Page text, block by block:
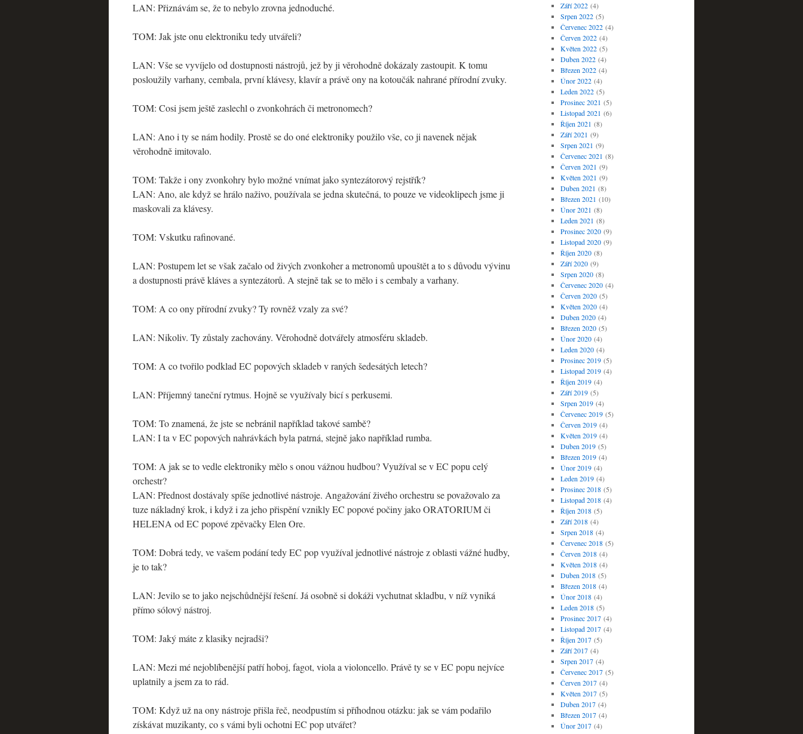
LAN: Přiznávám se, že to nebylo zrovna jednoduché.
TOM: Jak jste onu elektroniku tedy utvářeli?
LAN: Vše se vyvíjelo od dostupnosti nástrojů, jež by ji věrohodně dokázaly zastoupit. K tomu
posloužily varhany, cembala, první klávesy, klavír a právě ony na kotoučák nahrané přírodní zvuky.
TOM: Cosi jsem ještě zaslechl o zvonkohrách či metronomech?
LAN: Ano i ty se nám hodily. Prostě se do oné elektroniky použilo vše, co ji navenek nějak
věrohodně imitovalo.
TOM: Takže i ony zvonkohry bylo možné vnímat jako syntezátorový rejstřík?
LAN: Ano, ale když se hrálo naživo, používala se jedna skutečná, to pouze ve videoklipech jsme ji
maskovali za klávesy.
TOM: Vskutku rafinované.
LAN: Postupem let se však začalo od živých zvonkoher a metronomů upouštět a to s důvodu vývinu
a dostupnosti právě kláves a syntezátorů. A stejně tak se to mělo i s cembaly a varhany.
TOM: A co ony přírodní zvuky? Ty rovněž vzaly za své?
LAN: Nikoliv. Ty zůstaly zachovány. Věrohodně dotvářely atmosféru skladeb.
TOM: A co tvořilo podklad EC popových skladeb v raných šedesátých letech?
LAN: Příjemný taneční rytmus. Hojně se využívaly bicí s perkusemi.
TOM: To znamená, že jste se nebránil například takové sambě?
LAN: I ta v EC popových nahrávkách byla patrná, stejně jako například rumba.
TOM: A jak se to vedle elektroniky mělo s onou vážnou hudbou? Využíval se v EC popu celý
orchestr?
LAN: Přednost dostávaly spíše jednotlivé nástroje. Angažování živého orchestru se považovalo za
tuze nákladný krok, i když i za jeho přispění vznikly EC popové počiny jako ORATORIUM či
HELENA od EC popové zpěvačky Elen Ore.
TOM: Dobrá tedy, ve vašem podání tedy EC pop využíval jednotlivé nástroje z oblasti vážné hudby,
je to tak?
LAN: Jevilo se to jako nejschůdnější řešení. Já osobně si dokáži vychutnat skladbu, v níž vyniká
přímo sólový nástroj.
TOM: Jaký máte z klasiky nejradši?
LAN: Mezi mé nejoblíbenější patří hoboj, fagot, viola a violoncello. Právě ty se v EC popu nejvíce
uplatnily a jsem za to rád.
TOM: Když už na ony nástroje přišla řeč, neodpustím si příhodnou otázku: jak se vám podařilo
získávat muzikanty, co s vámi byli ochotni EC pop utvářet?
Září 2022(4)
Srpen 2022(5)
Červenec 2022(4)
Červen 2022(4)
Květen 2022(5)
Duben 2022(4)
Březen 2022(4)
Únor 2022(4)
Leden 2022(5)
Prosinec 2021 (5)
Listopad 2021 (6)
Říjen 2021 (8)
Září 2021 (9)
Srpen 2021 (9)
Červenec 2021 (8)
Červen 2021 (9)
Květen 2021 (9)
Duben 2021 (8)
Březen 2021 (10)
Únor 2021 (8)
Leden 2021 (8)
Prosinec 2020(9)
Listopad 2020(9)
Říjen 2020(8)
Září 2020(9)
Srpen 2020(8)
Červenec 2020(4)
Červen 2020(5)
Květen 2020(4)
Duben 2020(4)
Březen 2020(5)
Únor 2020(4)
Leden 2020(4)
Prosinec 2019(5)
Listopad 2019(4)
Říjen 2019(4)
Září 2019(5)
Srpen 2019(4)
Červenec 2019(5)
Červen 2019(4)
Květen 2019(4)
Duben 2019(5)
Březen 2019(4)
Únor 2019(4)
Leden 2019(4)
Prosinec 2018(5)
Listopad 2018(4)
Říjen 2018(5)
Září 2018(4)
Srpen 2018(4)
Červenec 2018(5)
Červen 2018(4)
Květen 2018(4)
Duben 2018(5)
Březen 2018(4)
Únor 2018(4)
Leden 2018(5)
Prosinec 2017(4)
Listopad 2017(4)
Říjen 2017(5)
Září 2017(4)
Srpen 2017(4)
Červenec 2017(5)
Červen 2017(4)
Květen 2017(5)
Duben 2017(4)
Březen 2017(4)
Únor 2017(4)